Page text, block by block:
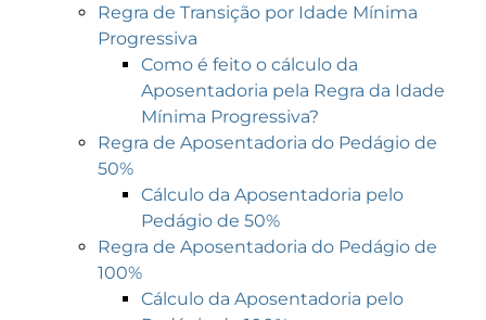
Regra de Transição por Idade Mínima
Progressiva
Como é feito o cálculo da
Aposentadoria pela Regra da Idade
Mínima Progressiva?
Regra de Aposentadoria do Pedágio de
50%
Cálculo da Aposentadoria pelo
Pedágio de 50%
Regra de Aposentadoria do Pedágio de
100%
Cálculo da Aposentadoria pelo